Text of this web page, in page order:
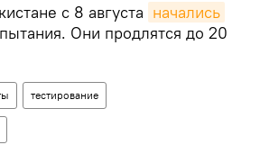
с 8 августа начались
Они продлятся до 20
тестирование